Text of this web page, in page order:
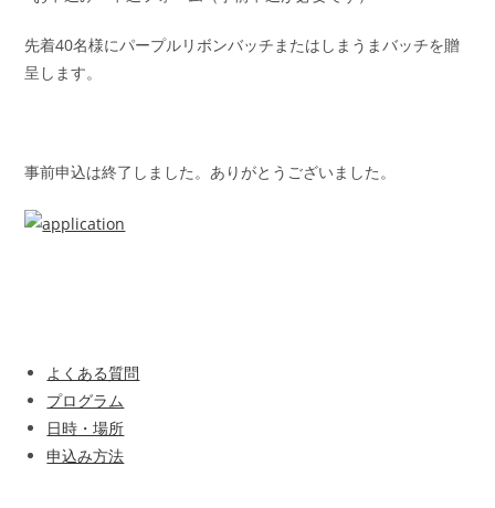
先着40名様にパープルリボンバッチまたはしまうまバッチを贈
呈します。
事前申込は終了しました。ありがとうございました。
よくある質問
プログラム
日時・場所
申込み方法